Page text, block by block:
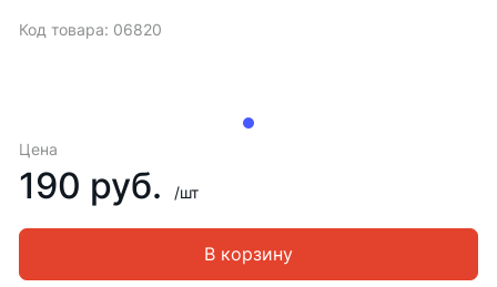
Цена
190 руб. /шт
В корзину
Код товара: 06820